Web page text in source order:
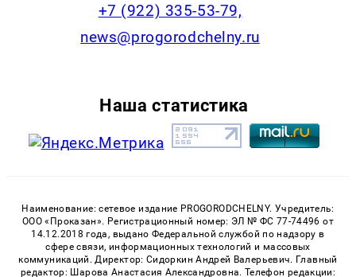
+7 (922) 335-53-79,
news@progorodchelny.ru
Наша статистика
Наименование: сетевое издание PROGORODCHELNY. Учредитель:
ООО «Проказан». Регистрационный номер: ЭЛ № ФС 77-74496 от
14.12.2018 года, выдано Федеральной службой по надзору в
сфере связи, информационных технологий и массовых
коммуникаций. Директор: Сидоркин Андрей Валерьевич. Главный
редактор: Шарова Анастасия Александровна. Телефон редакции: